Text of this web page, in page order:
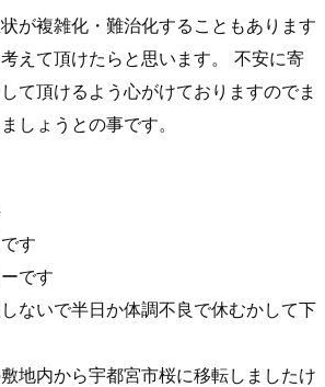
が複雑化・難治化することもあります
えて頂けたらと思います。 不安に寄
て頂けるよう心がけておりますのでま
しょうとの事です。
す
です
ないで半日か体調不良で休むかして下
地内から宇都宮市桜に移転しましたけ